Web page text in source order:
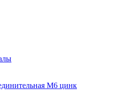
М6 цинк